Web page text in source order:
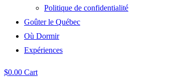
Politique de confidentialité
Goûter le Québec
Où Dormir
Expériences
$0.00 Cart